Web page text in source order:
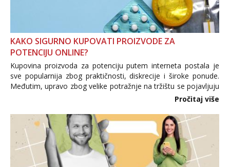
KAKO SIGURNO KUPOVATI PROIZVODE ZA
POTENCIJU ONLINE?
Kupovina proizvoda za potenciju putem interneta postala je
sve popularnija zbog praktičnosti, diskrecije i široke ponude.
Međutim, upravo zbog velike potražnje na tržištu se pojavljuju
i brojni krivotvoreni proizvodi, nepouzdane internetske
Pročitaj više